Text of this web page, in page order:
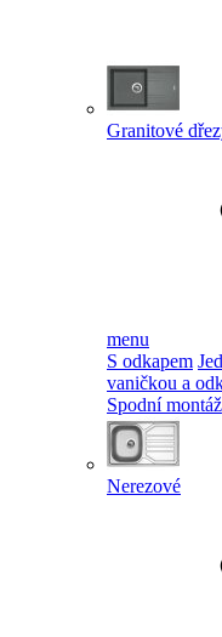
Granitové
menu
S odkapem
vaničkou a
Spodní montáž
Nerezové